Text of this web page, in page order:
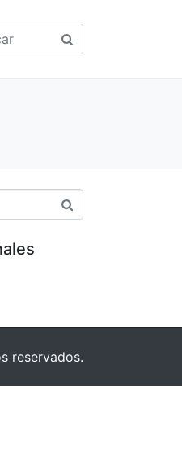
reservados.